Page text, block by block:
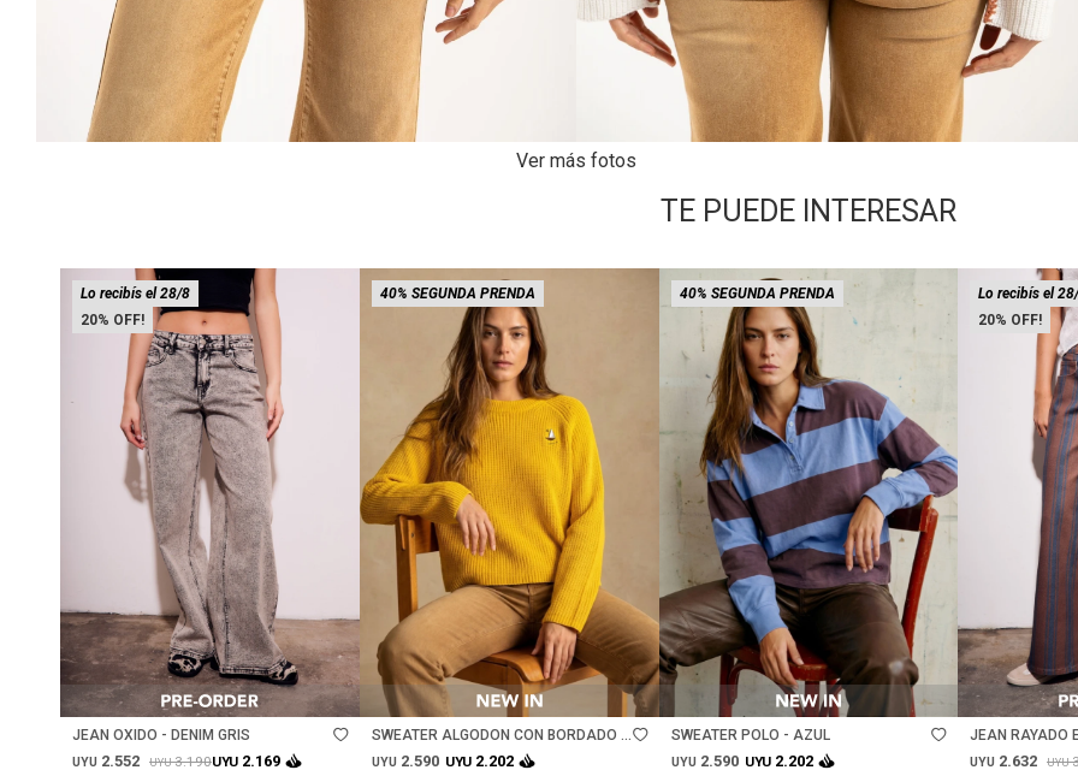
Ver más fotos
TE PUEDE INTERESAR
20
Lo recibís el 28/8
Talle
JEAN OXIDO - DENIM GRIS
UYU 2.552 UYU3.190UYU 2.169
40% SEGUNDA PRENDA
Talle
SWEATER ALGODON CON BORDADO -
AMARILLO
UYU 2.590 UYU 2.202
40% SEGUNDA PRENDA
Talle
SWEATER POLO - AZUL
UYU 2.590 UYU 2.202
20
Lo recibís el
Talle
JEAN RAYADO
CHOCOLATE
UYU 2.632 UYU